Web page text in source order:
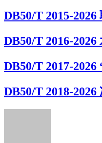
DB50/T 2015-
DB50/T 2016-
DB50/T 2017-
DB50/T 2018-